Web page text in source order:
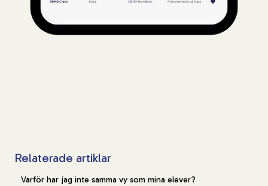
Relaterade artiklar
Varför har jag inte samma vy som mina elever?